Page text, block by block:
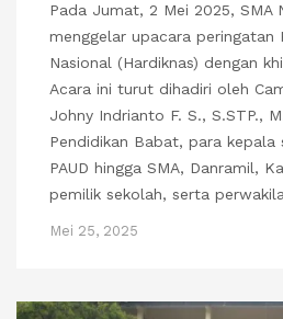
Pada Jumat, 2 Mei 2025, SMA
menggelar upacara peringatan
Nasional (Hardiknas) dengan
Acara ini turut dihadiri oleh
Johny Indrianto F. S., S.STP.,
Pendidikan Babat, para kepala
PAUD hingga SMA, Danramil,
pemilik sekolah, serta
Mei 25, 2025